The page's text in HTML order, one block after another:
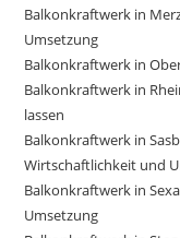
Balkonkraftwerk in
Umsetzung
Balkonkraftwerk in
Balkonkraftwerk in
lassen
Balkonkraftwerk in
Wirtschaftlichkeit und
Balkonkraftwerk in
Umsetzung